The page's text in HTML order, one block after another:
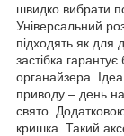
швидко вибрати
Універсальний
підходять як для
застібка
органайзера.
приводу – день
свято.
кришка. Такий